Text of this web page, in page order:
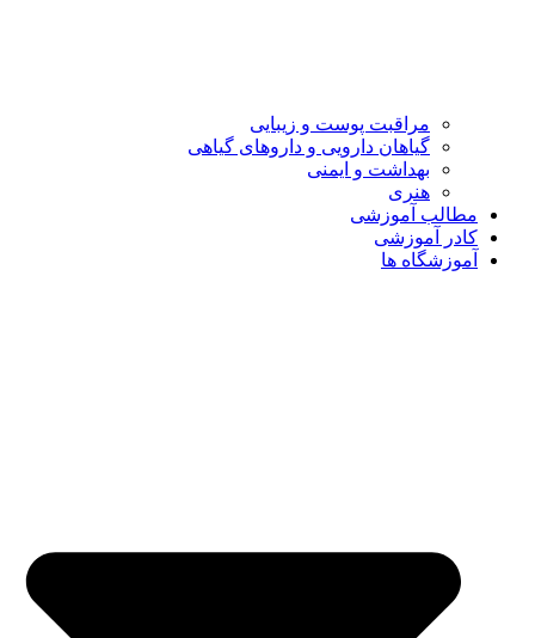
مراقبت پوست و زیبایی
گیاهان دارویی و داروهای گیاهی
بهداشت و ایمنی
هنری
مطالب آموزشی
کادر آموزشی
آموزشگاه ها